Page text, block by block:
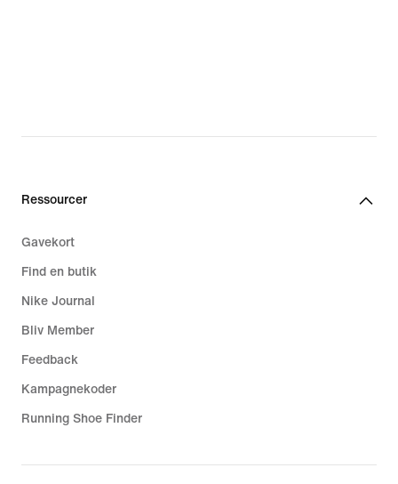
Ressourcer
Gavekort
Find en butik
Nike Journal
Bliv Member
Feedback
Kampagnekoder
Running Shoe Finder